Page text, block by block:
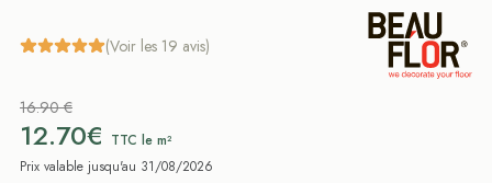
(Voir les 19 avis)
16.90 €
12.70€ TTC le m²
Prix valable jusqu'au 31/08/2026